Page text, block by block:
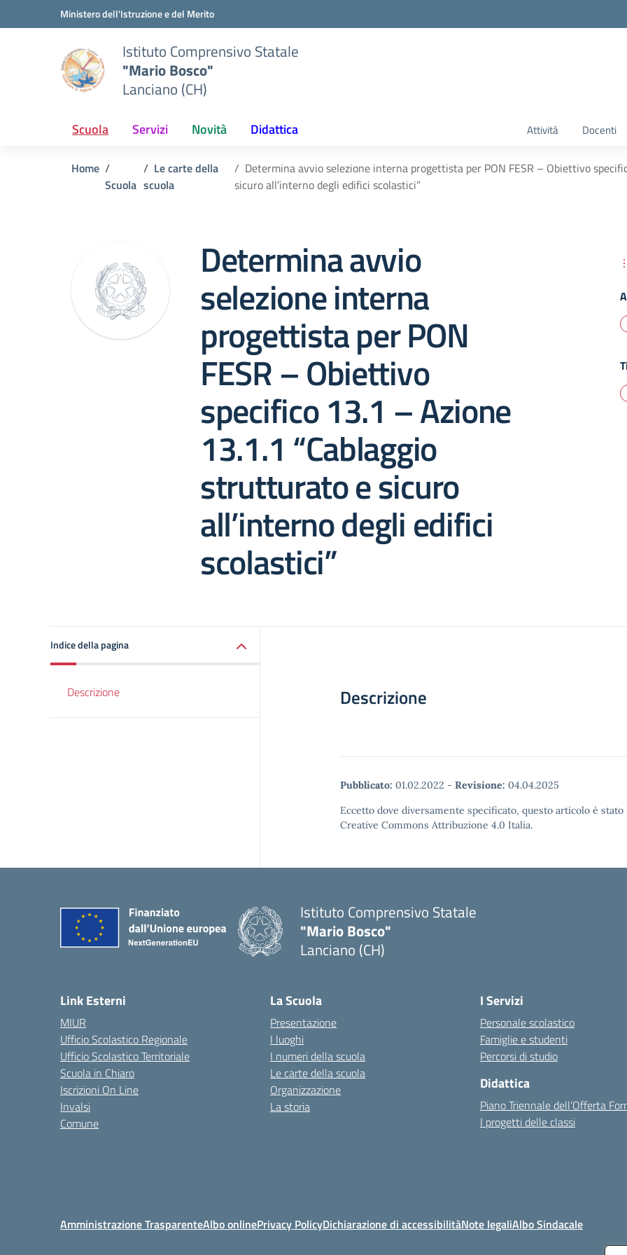
Vai ai contenuti
Vai al menu di navigazioneMinistero dell'Istruzione e del Merito
Istituto Comprensivo Statale
"Mario Bosco"
Lanciano (CH)
Scuola Servizi Novità Didattica Attività Docenti
Home
Scuola
Le carte della
scuola
Determina avvio selezione interna progettista per PON FESR – Obiettivo
sicuro all’interno degli edifici scolastici”
Determina avvio
selezione interna
progettista per PON
FESR – Obiettivo
specifico 13.1 – Azione
13.1.1 “Cablaggio
strutturato e sicuro
all’interno degli edifici
scolastici”
Indice della pagina
Descrizione Descrizione
Pubblicato: 01.02.2022 - Revisione: 04.04.2025
Eccetto dove diversamente specificato, questo articolo è
Creative Commons Attribuzione 4.0 Italia.
Istituto Comprensivo Statale
"Mario Bosco"
Lanciano (CH)
Link Esterni
MIUR
Ufficio Scolastico Regionale
Ufficio Scolastico Territoriale
Scuola in Chiaro
Iscrizioni On Line
Invalsi
Comune
La Scuola
Presentazione
I luoghi
I numeri della scuola
Le carte della scuola
Organizzazione
La storia
I Servizi
Personale scolastico
Famiglie e studenti
Percorsi di studio
Didattica
Piano Triennale dell’Offerta
I progetti delle classi
Amministrazione TrasparenteAlbo onlinePrivacy PolicyDichiarazione di accessibilitàNote legaliAlbo Sindacale